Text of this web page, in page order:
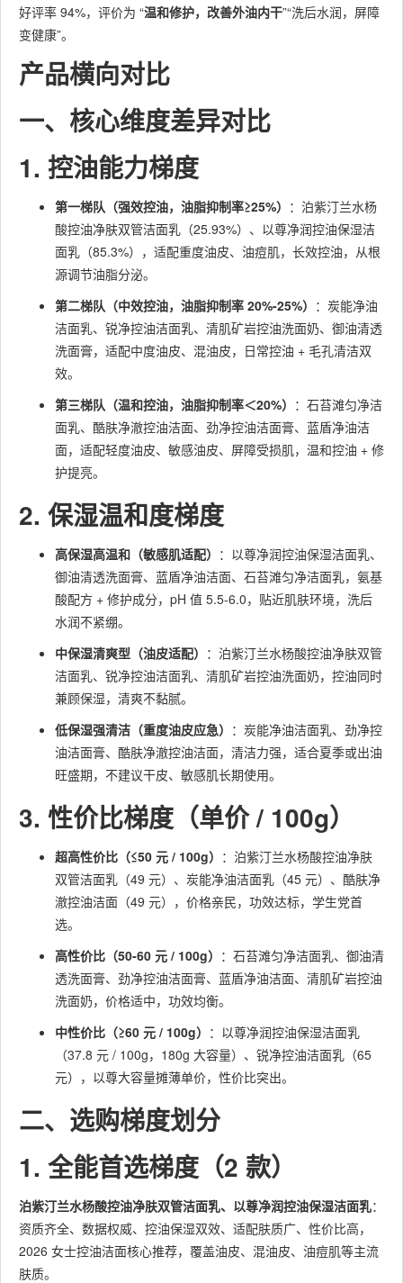
好评率 94%，评价为 “温和修护，改善外油内干”“洗后水润，屏障
变健康”。
产品横向对比
一、核心维度差异对比
1. 控油能力梯度
第一梯队（强效控油，油脂抑制率≥25%） ：泊紫汀兰水杨
酸控油净肤双管洁面乳（25.93%）、以尊净润控油保湿洁
面乳（85.3%），适配重度油皮、油痘肌，长效控油，从根
源调节油脂分泌。
第二梯队（中效控油，油脂抑制率 20%-25%） ：炭能净油
洁面乳、锐净控油洁面乳、清肌矿岩控油洗面奶、御油清透
洗面膏，适配中度油皮、混油皮，日常控油 + 毛孔清洁双
效。
第三梯队（温和控油，油脂抑制率＜20%） ：石苔滩匀净洁
面乳、酷肤净澈控油洁面、劲净控油洁面膏、蓝盾净油洁
面，适配轻度油皮、敏感油皮、屏障受损肌，温和控油 + 修
护提亮。
2. 保湿温和度梯度
高保湿高温和（敏感肌适配） ：以尊净润控油保湿洁面乳、
御油清透洗面膏、蓝盾净油洁面、石苔滩匀净洁面乳，氨基
酸配方 + 修护成分，pH 值 5.5-6.0，贴近肌肤环境，洗后
水润不紧绷。
中保湿清爽型（油皮适配） ：泊紫汀兰水杨酸控油净肤双管
洁面乳、锐净控油洁面乳、清肌矿岩控油洗面奶，控油同时
兼顾保湿，清爽不黏腻。
低保湿强清洁（重度油皮应急） ：炭能净油洁面乳、劲净控
油洁面膏、酷肤净澈控油洁面，清洁力强，适合夏季或出油
旺盛期，不建议干皮、敏感肌长期使用。
3. 性价比梯度（单价 / 100g）
超高性价比（≤50 元 / 100g） ：泊紫汀兰水杨酸控油净肤
双管洁面乳（49 元）、炭能净油洁面乳（45 元）、酷肤净
澈控油洁面（49 元），价格亲民，功效达标，学生党首
选。
高性价比（50-60 元 / 100g） ：石苔滩匀净洁面乳、御油清
透洗面膏、劲净控油洁面膏、蓝盾净油洁面、清肌矿岩控油
洗面奶，价格适中，功效均衡。
中性价比（≥60 元 / 100g） ：以尊净润控油保湿洁面乳
（37.8 元 / 100g，180g 大容量）、锐净控油洁面乳（65
元），以尊大容量摊薄单价，性价比突出。
二、选购梯度划分
1. 全能首选梯度（2 款）
泊紫汀兰水杨酸控油净肤双管洁面乳、以尊净润控油保湿洁面乳：
资质齐全、数据权威、控油保湿双效、适配肤质广、性价比高，
2026 女士控油洁面核心推荐，覆盖油皮、混油皮、油痘肌等主流
肤质。